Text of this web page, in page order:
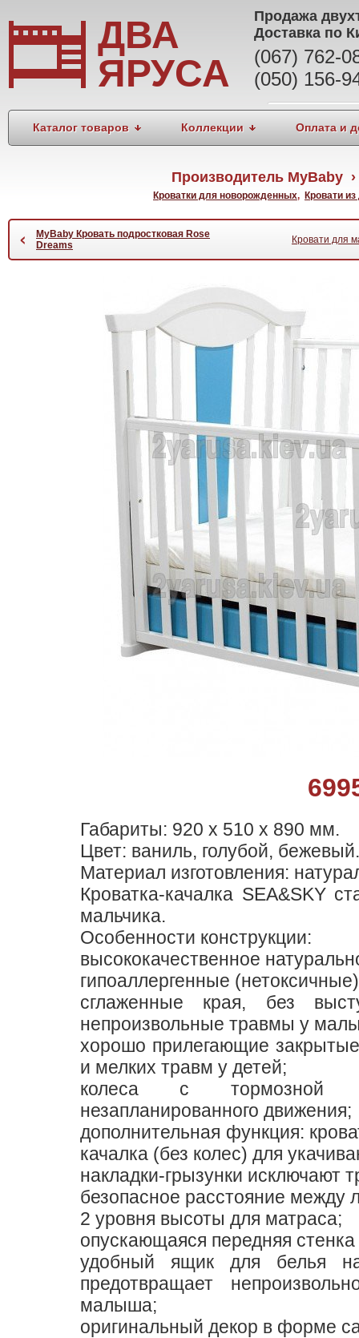
ДВА
ЯРУСА
Продажа
Доставка по
(067) 762-
(050) 156-
Каталог товаров Коллекции Оплата и
Производитель MyBaby
Кроватки для новорожденных, Кровати
‹
MyBaby Кровать подростковая Rose
Dreams
Кровати для
Габариты: 920 х 510 х 890 мм.
Цвет: ваниль, голубой, бежевый.
Материал изготовления:
Кроватка-качалка SEA&SKY
мальчика.
Особенности конструкции:
высококачественное
гипоаллергенные
сглаженные края, без
непроизвольные травмы у
хорошо прилегающие
и мелких травм у детей;
колеса с тормозной
незапланированного движения;
дополнительная функция:
качалка (без колес) для
накладки-грызунки
безопасное расстояние между
2 уровня высоты для матраса;
опускающаяся передняя
удобный ящик для белья
предотвращает
малыша;
оригинальный декор в форме